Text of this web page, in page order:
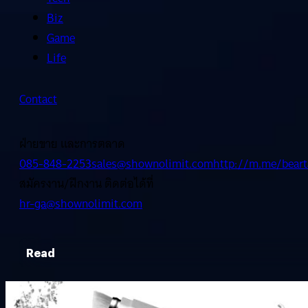
Biz
Game
Life
Contact
ฝ่ายขาย และการตลาด
085-848-2253sales@shownolimit.comhttp://m.me/
สมัครงาน/ฝึกงาน ติดต่อได้ที่
hr-ga@shownolimit.com
Read